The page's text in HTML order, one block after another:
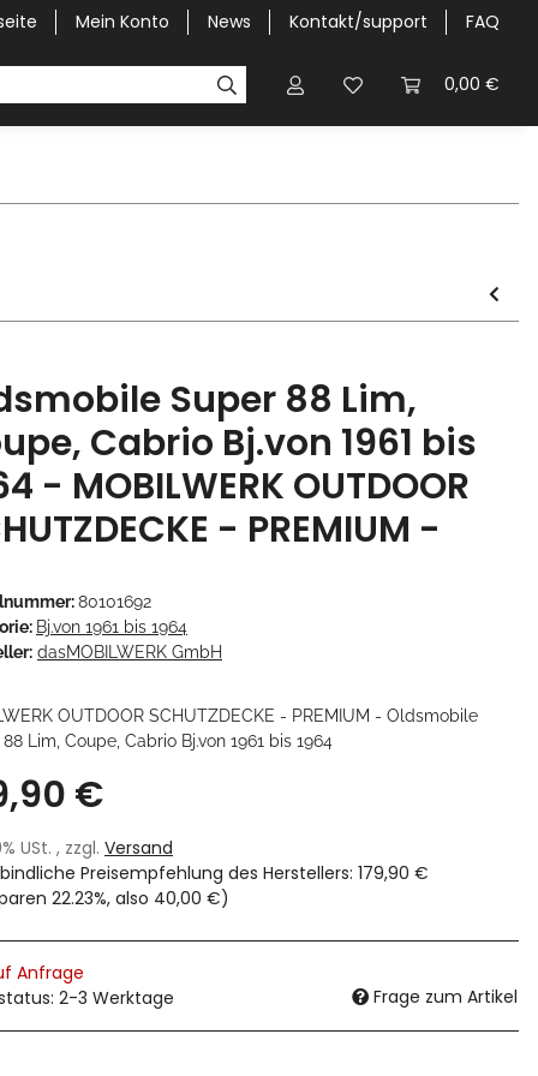
Mein Konto News Kontakt/support FAQ
0,00 €
Halbgaragen / Kapuzen nach
Super 88 Lim,
Cabrio Bj.von 1961 bis
- MOBILWERK OUTDOOR
- PREMIUM -
80101692
Bj.von 1961 bis 1964
dasMOBILWERK GmbH
OUTDOOR SCHUTZDECKE - PREMIUM - Oldsmobile
Lim, Coupe, Cabrio Bj.von 1961 bis 1964
€
USt. , zzgl. Versand
Preisempfehlung des Herstellers: 179,90 €
22.23%, also 40,00 €)
Anfrage
2-3 Werktage
Frage zum Artikel